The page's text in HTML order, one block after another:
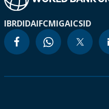
IBRDIDAIFCMIGAICSID